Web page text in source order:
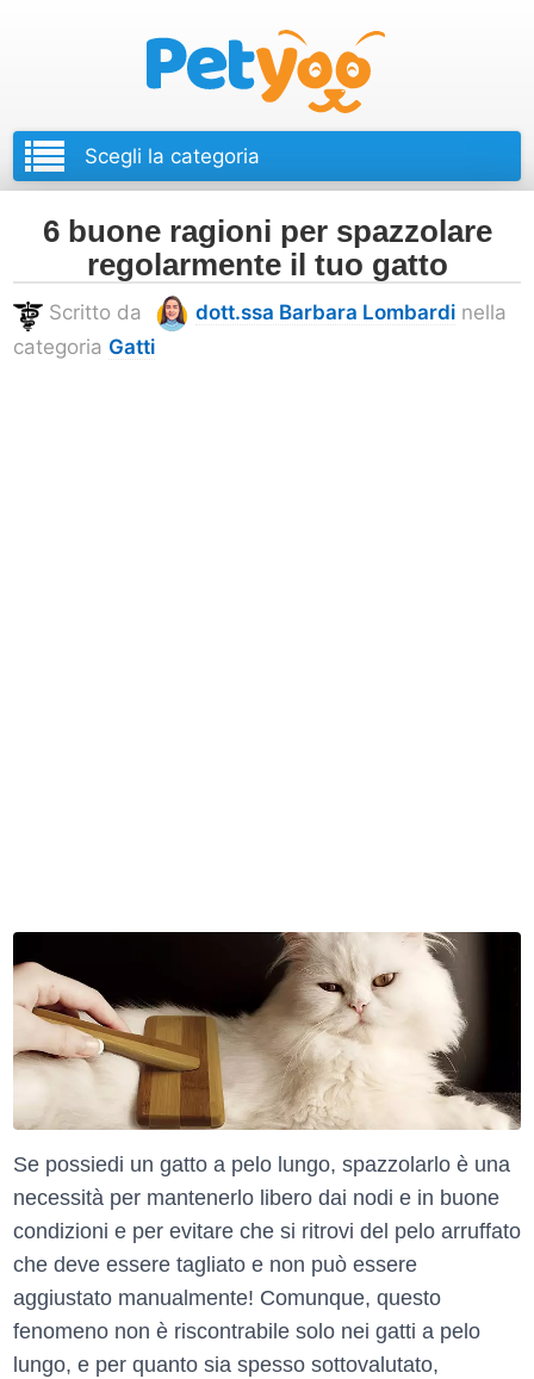
6 buone ragioni per spazzolare
regolarmente il tuo gatto
Scritto da dott.ssa Barbara Lombardi nella
categoria Gatti
Se possiedi un gatto a pelo lungo, spazzolarlo è una
necessità per mantenerlo libero dai nodi e in buone
condizioni e per evitare che si ritrovi del pelo arruffato
che deve essere tagliato e non può essere
aggiustato manualmente! Comunque, questo
fenomeno non è riscontrabile solo nei gatti a pelo
lungo, e per quanto sia spesso sottovalutato,